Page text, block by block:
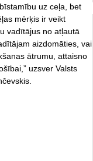
uz ceļa, bet
mērķis ir veikt
vadītājus no atļautā
aizdomāties, vai
ātrumu, attaisno
uzsver Valsts